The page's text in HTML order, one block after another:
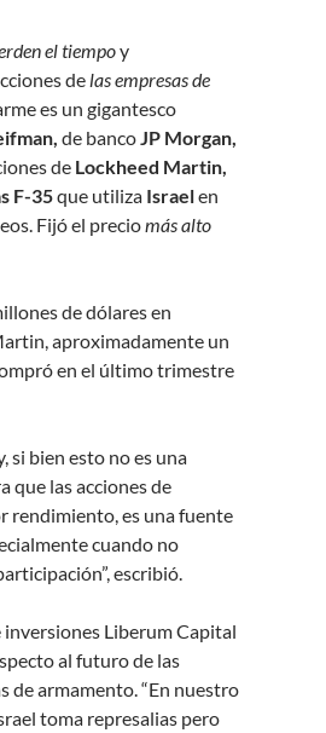
el tiempoy
de las empresas de
es un gigantesco
de banco JP Morgan,
de Lockheed Martin,
F-35que utiliza Israelen
Fijó el preciomás alto
de dólares en
aproximadamente un
en el último trimestre
si bien esto no es una
que las acciones de
rendimiento, es una fuente
cuando no
escribió.
Liberum Capital
al futuro de las
de armamento. “En nuestro
toma represalias pero